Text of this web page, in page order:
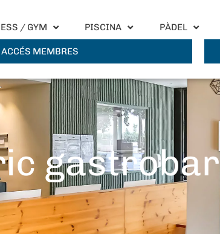
/ GYM PISCINA PÀDEL
ACCÉS MEMBRES
gastrobar